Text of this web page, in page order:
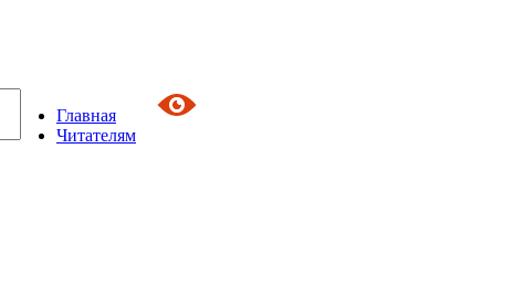
Главная
Читателям